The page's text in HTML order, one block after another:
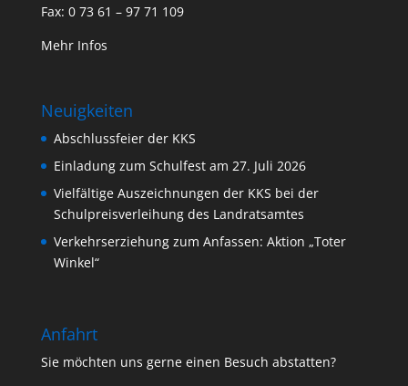
Fax: 0 73 61 – 97 71 109
Mehr Infos
Neuigkeiten
Abschlussfeier der KKS
Einladung zum Schulfest am 27. Juli 2026
Vielfältige Auszeichnungen der KKS bei der
Schulpreisverleihung des Landratsamtes
Verkehrserziehung zum Anfassen: Aktion „Toter
Winkel“
Anfahrt
Sie möchten uns gerne einen Besuch abstatten?